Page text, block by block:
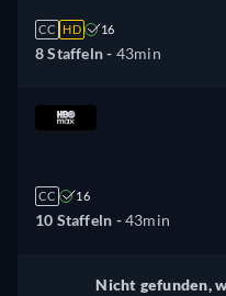
CC HD 16
8 Staffeln - 43min
CC 16
10 Staffeln -43min
Nicht gefunden,